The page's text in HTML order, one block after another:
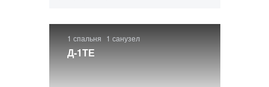
1 спальня 1 санузел
Д-1ТЕ